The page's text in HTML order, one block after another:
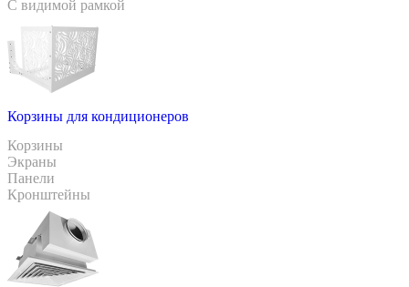
С видимой рамкой
Корзины для кондиционеров
Корзины
Экраны
Панели
Кронштейны